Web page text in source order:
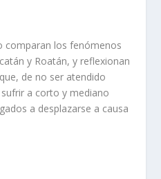
comparan los fenómenos
y Roatán, y reflexionan
de no ser atendido
a corto y mediano
a desplazarse a causa